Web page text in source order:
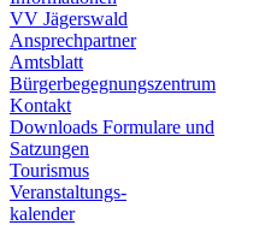
VV Jägerswald
Ansprechpartner
Amtsblatt
Bürgerbegegnungszentrum
Kontakt
Downloads Formulare und
Satzungen
Tourismus
Veranstaltungs-
kalender